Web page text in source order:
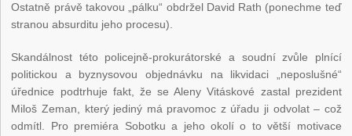
Ostatně právě takovou „pálku“ obdržel David Rath (ponechme teď
stranou absurditu jeho procesu).
Skandálnost této policejně-prokurátorské a soudní zvůle plnící
politickou a byznysovou objednávku na likvidaci „neposlušné“
úřednice podtrhuje fakt, že se Aleny Vitáskové zastal prezident
Miloš Zeman, který jediný má pravomoc z úřadu ji odvolat – což
odmítl. Pro premiéra Sobotku a jeho okolí o to větší motivace